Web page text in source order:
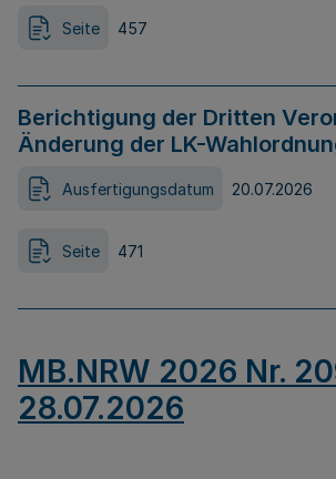
Seite 457
Berichtigung der Dritten
Änderung der LK-
Ausfertigungsdatum 20.07.2026
Seite 471
MB.NRW 2026 Nr.
28.07.2026